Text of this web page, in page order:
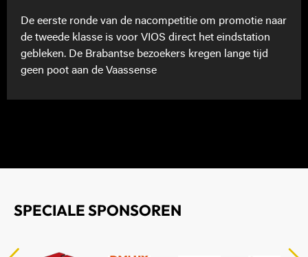
De eerste ronde van de nacompetitie om promotie naar
de tweede klasse is voor VIOS direct het eindstation
gebleken. De Brabantse bezoekers kregen lange tijd
geen poot aan de Vaassense
SPECIALE SPONSOREN